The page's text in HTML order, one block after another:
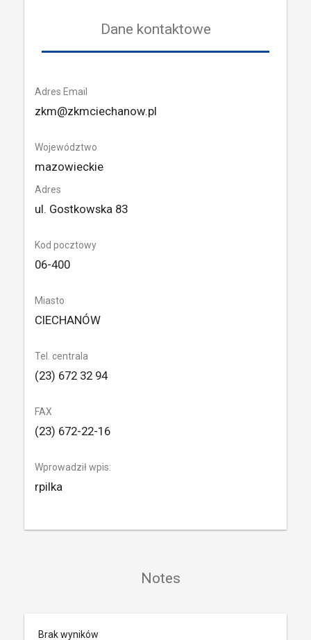
Dane kontaktowe
Adres Email
zkm@zkmciechanow.pl
Województwo
mazowieckie
Adres
ul. Gostkowska 83
Kod pocztowy
06-400
Miasto
CIECHANÓW
Tel. centrala
(23) 672 32 94
FAX
(23) 672-22-16
Wprowadził wpis:
rpilka
Notes
Brak wyników